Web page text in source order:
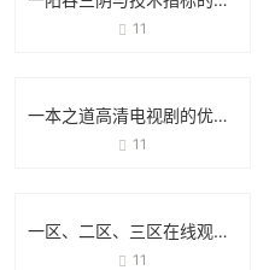
11
一本之道高清电视剧的优点：为什么它成了你的追剧首选？
11
一区、二区、三区在线观看：你的选择真的适合自己吗？
11